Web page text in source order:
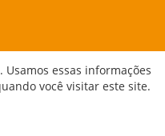
essas informações
você visitar este site.